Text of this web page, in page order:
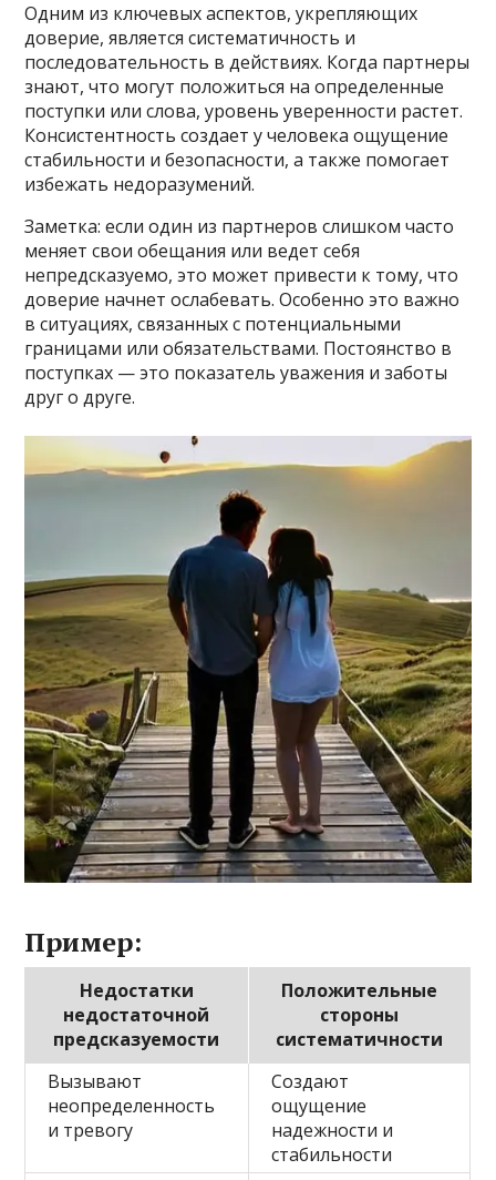
Одним из ключевых аспектов, укрепляющих
доверие, является систематичность и
последовательность в действиях. Когда партнеры
знают, что могут положиться на определенные
поступки или слова, уровень уверенности растет.
Консистентность создает у человека ощущение
стабильности и безопасности, а также помогает
избежать недоразумений.
Заметка: если один из партнеров слишком часто
меняет свои обещания или ведет себя
непредсказуемо, это может привести к тому, что
доверие начнет ослабевать. Особенно это важно
в ситуациях, связанных с потенциальными
границами или обязательствами. Постоянство в
поступках — это показатель уважения и заботы
друг о друге.
Пример:
Недостатки
недостаточной
предсказуемости
Положительные
стороны
систематичности
Вызывают
неопределенность
и тревогу
Создают
ощущение
надежности и
стабильности